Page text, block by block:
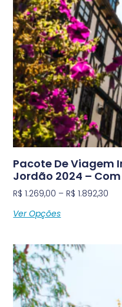
Pacote De Viagem
Jordão 2024 –
R$ 1.269,00 – R$ 1.892,30
Ver Opções